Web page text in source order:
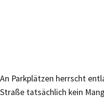
An Parkplätzen herrscht
Straße tatsächlich kein